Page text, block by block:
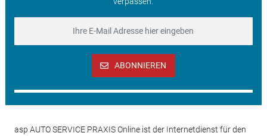
ABONNIEREN
asp AUTO SERVICE PRAXIS Online ist der Internetdienst für den